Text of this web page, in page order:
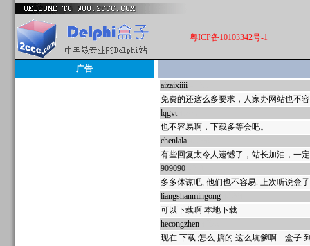
粤ICP备10103342号-1
广告
aizaixiiii
免费的还这么多要求，人家办网站也不
lqgvt
也不容易啊，下载多等会吧。
chenlala
有些回复太令人遗憾了，站长加油，一
909090
多多体谅吧, 他们也不容易. 上次听说盒
liangshanmingong
可以下载啊 本地下载
hecongzhen
现在 下载 怎么 搞的 这么坑爹啊....盒子